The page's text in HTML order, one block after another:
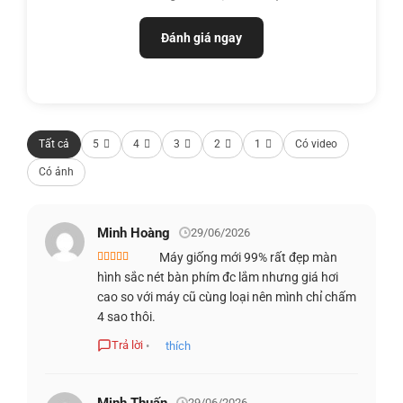
Latitude 7320 Detachable được trang bị một màn hình kích
thước 13 inch, độ phân giải 1920 x 1280 pixel, sử dụng
hơn so với Surface Pro 7 và ThinkPad X12. Phủ được
Đánh giá ngay
Tất cả 5 4 3 2 1 Có video
Có ảnh
Minh Hoàng 29/06/2026
Được xếp
hạng 45
sao
Máy giống mới 99% rất đẹp màn
hình sắc nét bàn phím đc lắm nhưng giá hơi
cao so với máy cũ cùng loại nên mình chỉ chấm
4 sao thôi.
Trả lời • thích